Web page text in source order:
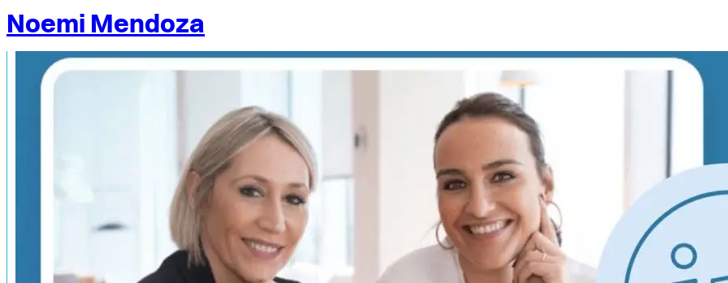
Noemi Mendoza